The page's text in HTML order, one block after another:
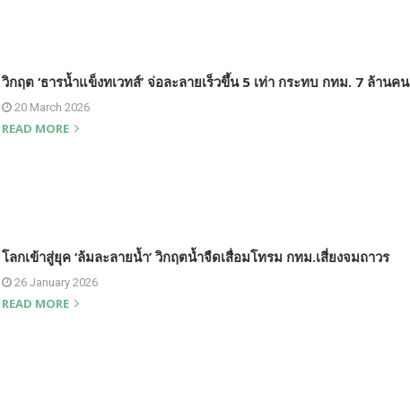
วิกฤต ‘ธารน้ำแข็งทเวทส์’ จ่อละลายเร็วขึ้น 5 เท่า กระทบ กทม. 7 ล้านคน
20 March 2026
READ MORE
โลกเข้าสู่ยุค ‘ล้มละลายน้ำ’ วิกฤตน้ำจืดเสื่อมโทรม กทม.เสี่ยงจมถาวร
26 January 2026
READ MORE